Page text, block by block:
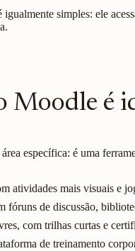
simples: ele
Moodle é
específica: é uma
atividades mais visuais e
fóruns de discussão,
com trilhas curtas e
de treinamento